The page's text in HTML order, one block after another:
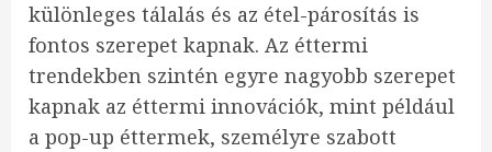
különleges tálalás és az étel-párosítás is
fontos szerepet kapnak. Az éttermi
trendekben szintén egyre nagyobb szerepet
kapnak az éttermi innovációk, mint például
a pop-up éttermek, személyre szabott